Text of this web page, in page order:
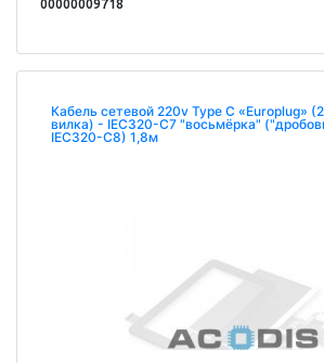
00000009718
Кабель сетевой 220v Type С «Europlug»
вилка) - IEC320-C7 "восьмёрка"
IEC320-C8) 1,8м